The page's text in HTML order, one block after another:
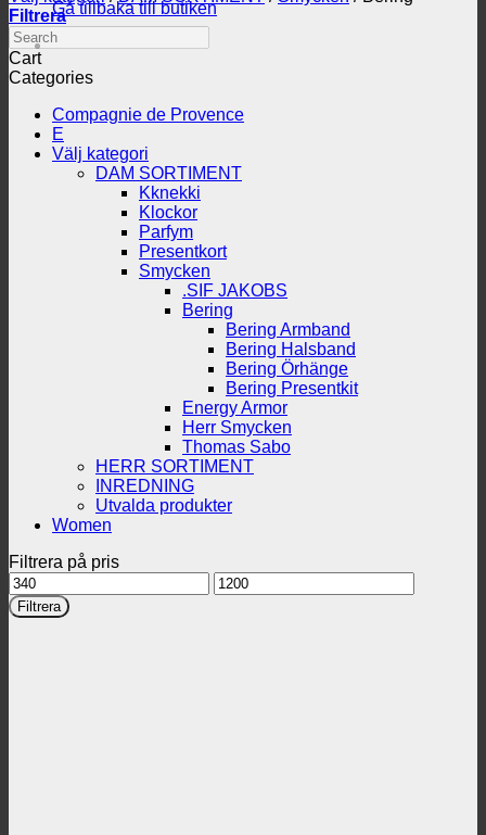
Gå tillbaka till butiken
Filtrera
Search
Cart
Categories
Compagnie de Provence
E
Välj kategori
DAM SORTIMENT
Kknekki
Klockor
Parfym
Presentkort
Smycken
.SIF JAKOBS
Bering
Bering Armband
Bering Halsband
Bering Örhänge
Bering Presentkit
Energy Armor
Herr Smycken
Thomas Sabo
HERR SORTIMENT
INREDNING
Utvalda produkter
Women
Filtrera på pris
Min
pris
Max
pris
Filtrera